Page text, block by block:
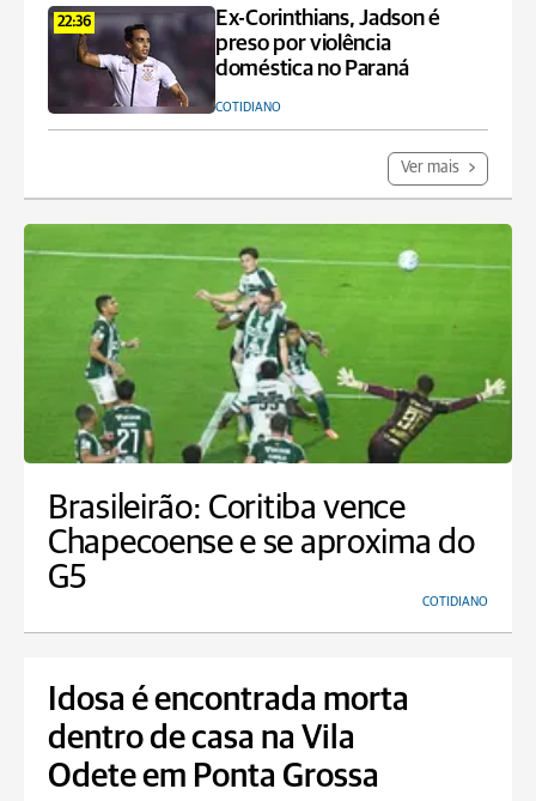
22:36
Ex-Corinthians, Jadson é
preso por violência
doméstica no Paraná
COTIDIANO
Ver mais
Brasileirão: Coritiba vence
Chapecoense e se aproxima do
G5
COTIDIANO
Idosa é encontrada morta
dentro de casa na Vila
Odete em Ponta Grossa